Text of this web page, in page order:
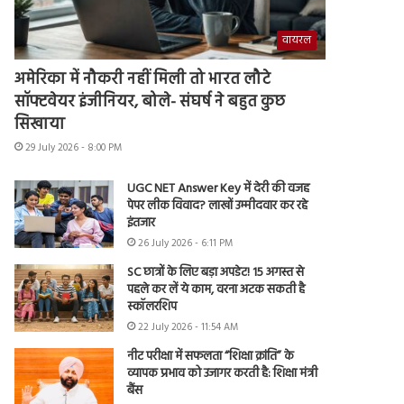
वायरल
अमेरिका में नौकरी नहीं मिली तो भारत लौटे
सॉफ्टवेयर इंजीनियर, बोले- संघर्ष ने बहुत कुछ
सिखाया
29 July 2026 - 8:00 PM
UGC NET Answer Key में देरी की वजह
पेपर लीक विवाद? लाखों उम्मीदवार कर रहे
इंतजार
26 July 2026 - 6:11 PM
SC छात्रों के लिए बड़ा अपडेट! 15 अगस्त से
पहले कर लें ये काम, वरना अटक सकती है
स्कॉलरशिप
22 July 2026 - 11:54 AM
नीट परीक्षा में सफलता “शिक्षा क्रांति” के
व्यापक प्रभाव को उजागर करती है: शिक्षा मंत्री
बैंस